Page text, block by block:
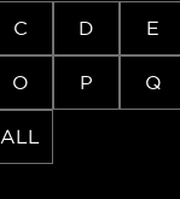
C D E
O P Q
ALL